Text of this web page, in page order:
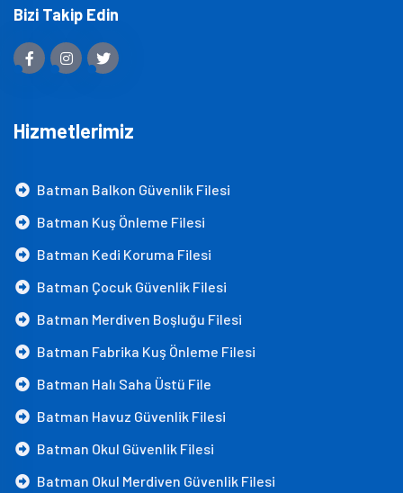
Bizi Takip Edin
Hizmetlerimiz
Batman Balkon Güvenlik Filesi
Batman Kuş Önleme Filesi
Batman Kedi Koruma Filesi
Batman Çocuk Güvenlik Filesi
Batman Merdiven Boşluğu Filesi
Batman Fabrika Kuş Önleme Filesi
Batman Halı Saha Üstü File
Batman Havuz Güvenlik Filesi
Batman Okul Güvenlik Filesi
Batman Okul Merdiven Güvenlik Filesi